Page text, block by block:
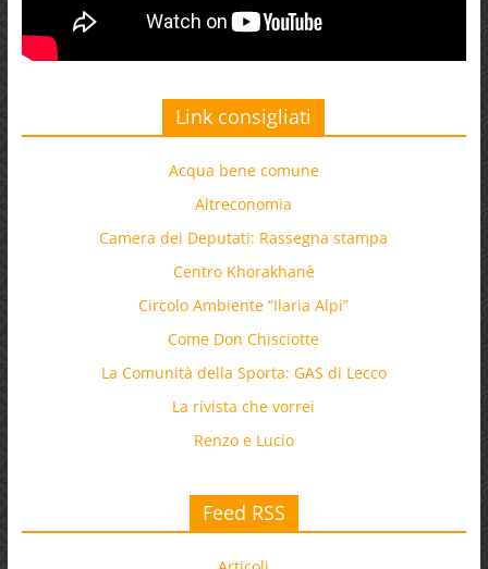
Link consigliati
Acqua bene comune
Altreconomia
Camera dei Deputati: Rassegna stampa
Centro Khorakhanè
Circolo Ambiente “Ilaria Alpi”
Come Don Chisciotte
La Comunità della Sporta: GAS di Lecco
La rivista che vorrei
Renzo e Lucio
Feed RSS